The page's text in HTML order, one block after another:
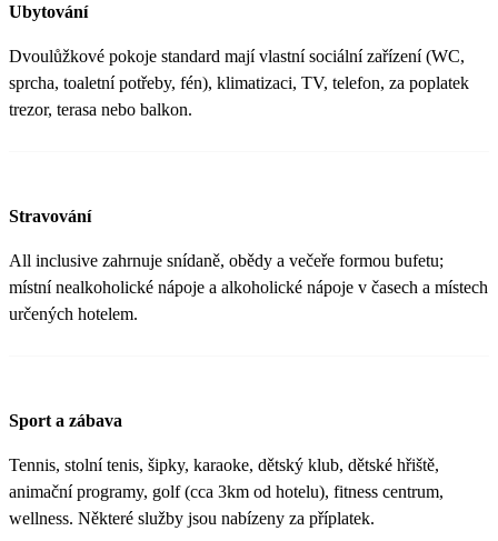
Ubytování
Dvoulůžkové pokoje standard mají vlastní sociální zařízení (WC,
sprcha, toaletní potřeby, fén), klimatizaci, TV, telefon, za poplatek
trezor, terasa nebo balkon.
Stravování
All inclusive zahrnuje snídaně, obědy a večeře formou bufetu;
místní nealkoholické nápoje a alkoholické nápoje v časech a místech
určených hotelem.
Sport a zábava
Tennis, stolní tenis, šipky, karaoke, dětský klub, dětské hřiště,
animační programy, golf (cca 3km od hotelu), fitness centrum,
wellness. Některé služby jsou nabízeny za příplatek.